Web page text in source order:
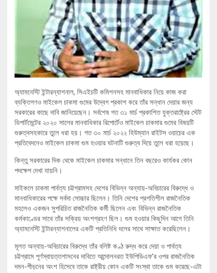
অ্যামনেস্টি ইন্টারন্যাশনাল, সিএইচটি কমিশনসহ মানবাধিকার নিয়ে কাজ করা
ব্যক্তিগণও মাইকেল চাকমা গুমের উদ্বেগ প্রকাশ করে তাঁর সন্ধান দেয়ার জন্য
সরকারের কাছে দাবি জানিয়েছেন। সর্বশেষ গত ৩১ মার্চ প্রকাশিত ‍যুক্তরাষ্ট্রের স্টেট
ডিপার্টমেন্টের ২০২০ সালের মানবাধিকার রিপোর্টেও মাইকেল চাকমার গুমের বিষয়টি
গুরুত্বসহকারে তুলে ধরা হয়। গত ৩০ মার্চ ২০২২ হিউম্যান রাইটস ওয়াচের এক
প্রতিবেদনেও মাইকেল চাকমা গুম হওয়ার ঘটনাটি ‍গুরুত্ব দিয়ে তুলে ধরা হয়েছে।
কিন্তু সরকারের দিক থেকে মাইকেল চাকমার সন্ধানে তিন বছরেও কার্যকর কোন
পদক্ষেপ দেখা যায়নি।
মাইকলে চাকমা পার্বত্য চট্টগ্রামসহ দেশের বিভিন্ন অন্যায়-অবিচারের বিরুদ্ধে ও
মানবাধিকারের পক্ষে সর্বদা সোচ্চার ছিলেন। তিনি দেশের প্রগতিশীল রাজনৈতিক
মহলেও একজন সুপরিচিত রাজনৈতিক কর্মী ছিলেন এবং বিভিন্ন রাজনৈতিক
কর্মকাণ্ডের সাথে তাঁর সক্রিয় অংশগ্রহণ ছিল। গুম হওয়ার কিছুদিন আগে তিনি
অ্যামনেস্টি ইন্টারন্যাশনালের একটি প্রতিনিধি দলের সাথে সাক্ষাত করেছিলেন।
মূলত অন্যায়-অবিচারের বিরুদ্ধে তাঁর বলিষ্ট কণ্ঠ রুদ্ধ করে দেয়া ও পার্বত্য
চট্টগ্রামে পূর্ণস্বায়ত্তশাসনের দাবিতে আন্দোলনরত ইউপিডিএফ’র ওপর রাজনৈতিক
দমন-পীড়নের অংশ হিসেবে তাকে রাষ্ট্রীয় কোন একটি সংস্থা তাকে গুম করেছে-এটা